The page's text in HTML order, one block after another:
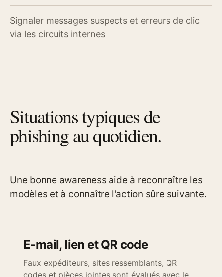
Signaler messages suspects et erreurs de clic
via les circuits internes
Situations typiques de
phishing au quotidien.
Une bonne awareness aide à reconnaître les
modèles et à connaître l'action sûre suivante.
E-mail, lien et QR code
Faux expéditeurs, sites ressemblants, QR
codes et pièces jointes sont évalués avec le